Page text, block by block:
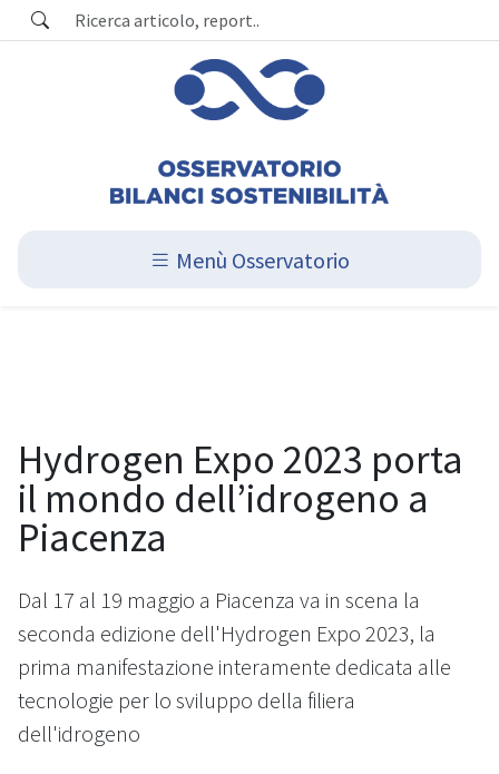
Menù Osservatorio
Hydrogen Expo 2023 porta
il mondo dell’idrogeno a
Piacenza
Dal 17 al 19 maggio a Piacenza va in scena la
seconda edizione dell'Hydrogen Expo 2023, la
prima manifestazione interamente dedicata alle
tecnologie per lo sviluppo della filiera
dell'idrogeno